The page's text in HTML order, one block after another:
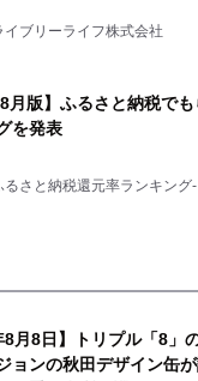
イブリーライフ株式会社
8月版】ふるさと納税で
を発表
るさと納税還元率ランキング-
8月8日】トリプル「8」
ョンの秋田デザイン缶